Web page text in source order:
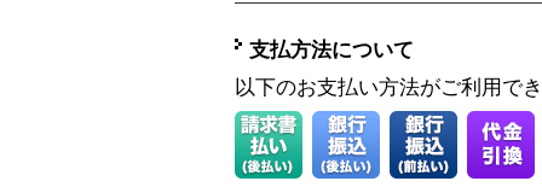
支払方法について
以下のお支払い方法がご利用で